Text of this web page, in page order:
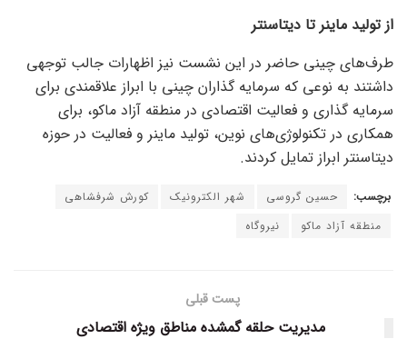
از تولید ماینر تا دیتاسنتر
طرف‌های چینی حاضر در این نشست نیز اظهارات جالب توجهی
داشتند به نوعی که سرمایه گذاران چینی با ابراز علاقمندی برای
سرمایه گذاری و فعالیت اقتصادی در منطقه آزاد ماکو، برای
همکاری در تکنولوژی‌های نوین، تولید ماینر و فعالیت در حوزه
دیتاسنتر ابراز تمایل کردند.
برچسب: حسین گروسی شهر الکترونیک
کورش شرفشاهی
منطقه آزاد ماکو
نیروگاه
پست قبلی
مدیریت حلقه گمشده مناطق ویژه اقتصادی